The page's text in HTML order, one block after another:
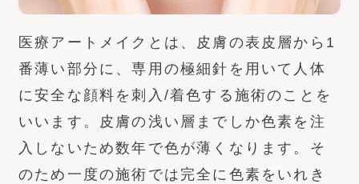
医療アートメイクとは、皮膚の表皮層から1
番薄い部分に、専用の極細針を用いて人体
に安全な顔料を刺入/着色する施術のことを
いいます。皮膚の浅い層までしか色素を注
入しないため数年で色が薄くなります。そ
のため一度の施術では完全に色素をいれき